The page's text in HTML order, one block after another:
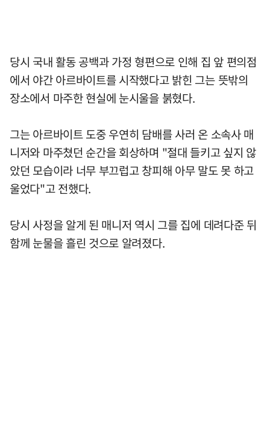
당시 국내 활동 공백과 가정 형편으로 인해 집 앞 편의점
에서 야간 아르바이트를 시작했다고 밝힌 그는 뜻밖의
장소에서 마주한 현실에 눈시울을 붉혔다.
그는 아르바이트 도중 우연히 담배를 사러 온 소속사 매
니저와 마주쳤던 순간을 회상하며 "절대 들키고 싶지 않
았던 모습이라 너무 부끄럽고 창피해 아무 말도 못 하고
울었다"고 전했다.
당시 사정을 알게 된 매니저 역시 그를 집에 데려다준 뒤
함께 눈물을 흘린 것으로 알려졌다.